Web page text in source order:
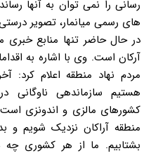
رسانی را نمی توان به آنها
های رسمی میانمار، تصویر
در حال حاضر تنها منابع خبری
آرکان است. وی با اشاره به
مردم نهاد منطقه اعلام کرد:
هستیم سازماندهی
کشورهای مالزی و اندونزی است
منطقه آراکان نزدیک شویم و
بشتابیم. ما از هر کشوری